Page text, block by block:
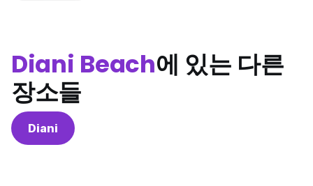
Diani Beach에 있는 다른
장소들
Diani